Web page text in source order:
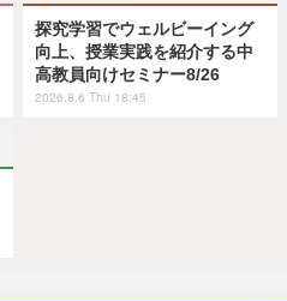
探究学習でウェルビーイング
向上、授業実践を紹介する中
高教員向けセミナー8/26
2026.8.6 Thu 18:45